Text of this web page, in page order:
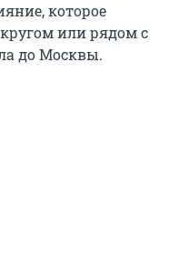
которое
или рядом с
до Москвы.